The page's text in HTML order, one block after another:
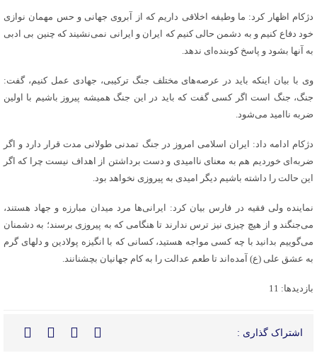
دژکام اظهار کرد: ما وطیفه اخلاقی داریم که از آبروی جهانی و حس مهمان نوازی
خود دفاع کنیم و به دشمن حالی کنیم که ایران و ایرانی نمی‌نشیند که چنین بی ادبی
به آنها بشود و پاسخ کوبنده‌ای ندهد.
وی با بیان اینکه باید در عرصه‌های مختلف جنگ ترکیبی، جهادی عمل کنیم، گفت:
جنگ، جنگ است اگر کسی گفت که باید در این جنگ همیشه پیروز باشیم با اولین
ضربه ناامید می‌شود.
دژکام ادامه داد: ایران اسلامی امروز در جنگ تمدنی طولانی مدت قرار دارد و اگر
ضربه‌ای خوردیم هم به معنای ناامیدی و دست برداشتن از اهداف نیست چرا که اگر
این حالت را داشته باشیم دیگر امیدی به پیروزی نخواهد بود.
نماینده ولی فقیه در فارس بیان کرد: ایرانی‌ها مرد میدان مبارزه و جهاد هستند،
می‌جنگند و از هیچ چیزی نیز ترس ندارند تا هنگامی که به پیروزی برسند؛ به دشمنان
می‌گوییم بدانید با چه کسی مواجه هستید، کسانی که با انگیزه پولادین و دلهای گرم
به عشق علی (ع) آمده‌اند تا طعم عدالت را به کام جهانیان بچشنانند.
بازدیدها: 11
اشتراک گذاری :